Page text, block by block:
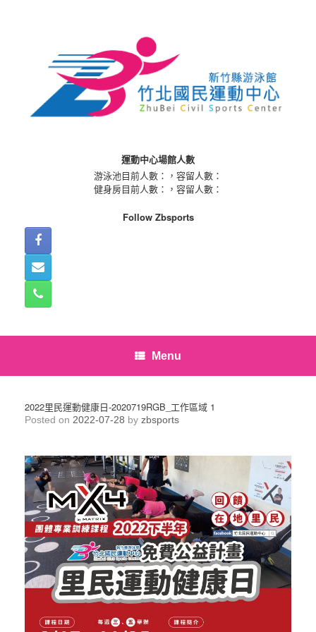
運動中心場館人數
游泳池目前人數：
，容留人數：
健身房目前人數：
，容留人數：
Follow Zbsports
Menu
2022里民運動健康日-2020719RGB_工作區域 1
Posted on 2022-07-28 by zbsports